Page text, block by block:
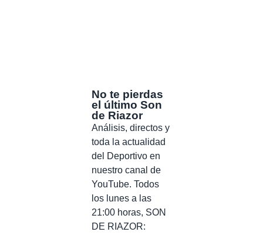
No te pierdas
el último Son
de Riazor
Análisis, directos y
toda la actualidad
del Deportivo en
nuestro canal de
YouTube. Todos
los lunes a las
21:00 horas, SON
DE RIAZOR: